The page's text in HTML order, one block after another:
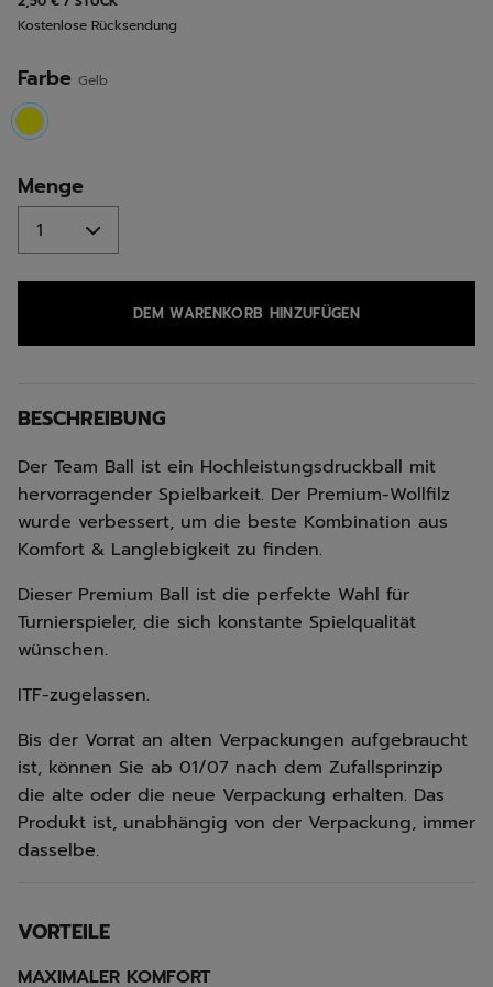
Seite.
Kostenlose Rücksendung
Farbe Gelb
selected
Menge
DEM WARENKORB HINZUFÜGEN
BESCHREIBUNG
Der Team Ball ist ein Hochleistungsdruckball mit
hervorragender Spielbarkeit. Der Premium-Wollfilz
wurde verbessert, um die beste Kombination aus
Komfort & Langlebigkeit zu finden.
Dieser Premium Ball ist die perfekte Wahl für
Turnierspieler, die sich konstante Spielqualität
wünschen.
ITF-zugelassen.
Bis der Vorrat an alten Verpackungen aufgebraucht
ist, können Sie ab 01/07 nach dem Zufallsprinzip
die alte oder die neue Verpackung erhalten. Das
Produkt ist, unabhängig von der Verpackung, immer
dasselbe.
VORTEILE
MAXIMALER KOMFORT